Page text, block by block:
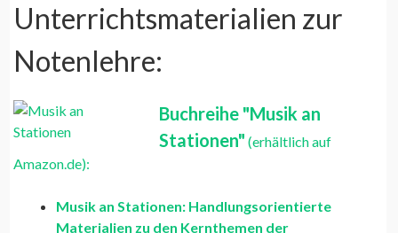
Unterrichtsmaterialien zur
Notenlehre:
Buchreihe "Musik an
Stationen" (erhältlich auf
Amazon.de):
Musik an Stationen: Handlungsorientierte
Materialien zu den Kernthemen der